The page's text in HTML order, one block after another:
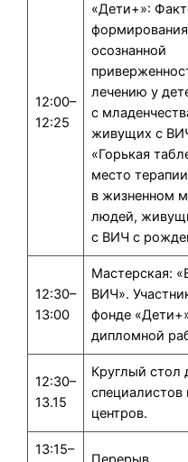
12:00–
12:25
«Дети+»:
формирования
осознанной
лечению у
с
живущих с
«Горькая
место терапии
в жизненном
людей,
с ВИЧ с
12:30–
13:00
Мастерская:
ВИЧ».
фонде
дипломной
12:30–
13.15
Круглый стол
центров.
13:15–